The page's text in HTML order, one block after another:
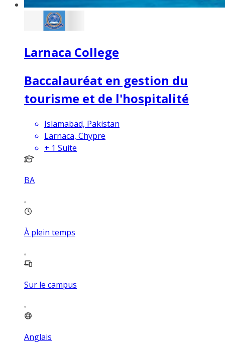
Larnaca College
Baccalauréat en gestion du
tourisme et de l'hospitalité
Islamabad, Pakistan
Larnaca, Chypre
+ 1 Suite
BA
À plein temps
Sur le campus
Anglais